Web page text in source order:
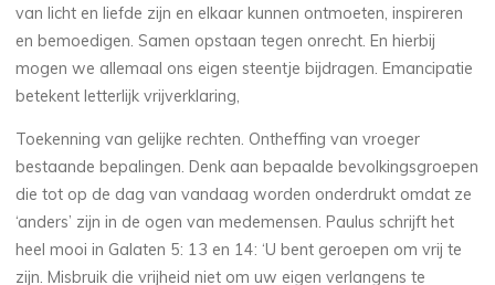
van licht en liefde zijn en elkaar kunnen ontmoeten, inspireren
en bemoedigen. Samen opstaan tegen onrecht. En hierbij
mogen we allemaal ons eigen steentje bijdragen. Emancipatie
betekent letterlijk vrijverklaring,
Toekenning van gelijke rechten. Ontheffing van vroeger
bestaande bepalingen. Denk aan bepaalde bevolkingsgroepen
die tot op de dag van vandaag worden onderdrukt omdat ze
‘anders’ zijn in de ogen van medemensen. Paulus schrijft het
heel mooi in Galaten 5: 13 en 14: ‘U bent geroepen om vrij te
zijn. Misbruik die vrijheid niet om uw eigen verlangens te